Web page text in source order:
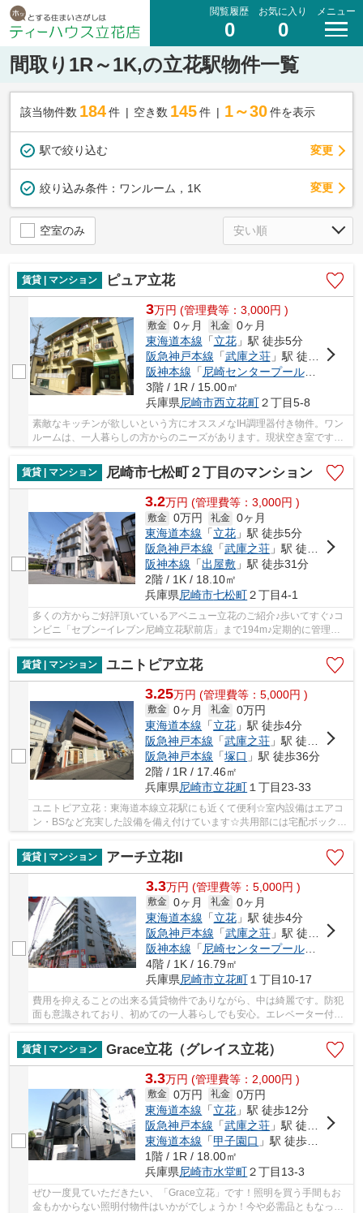
閲覧履歴
0
お気に入り
0
メニュー
間取り1R～1K,の立花駅物件一覧
該当物件数 184件 空き数 145 件 1～30 件を表示
駅で絞り込む 変更
絞り込み条件： ワンルーム，1K 変更
空室のみ
賃貸 | マンション ピュア立花
3万円 (管理費等：3,000円 )
敷金 0ヶ月 礼金 0ヶ月
東海道本線 「立花」駅 徒歩5分
阪急神戸本線 「武庫之荘」駅 徒歩29分
阪神本線 「尼崎センタープール前
3階 / 1R / 15.00㎡
兵庫県尼崎市西立花町２丁目5-8
素敵なキッチンが欲しいという方にオススメなIH調理器付き物件。ワン
ルームは、一人暮らしの方からのニーズがあります。現状空き室ですの
賃貸 | マンション
尼崎市七松町２丁目のマンション
3.2万円 (管理費等：3,000円 )
敷金 0万円 礼金 0ヶ月
東海道本線 「立花 」駅 徒歩5分
阪急神戸本線 「武庫之荘 」駅 徒歩30分
阪神本線 「出屋敷 」駅 徒歩31分
2階 / 1K / 18.10㎡
兵庫県尼崎市七松町２丁目4-1
多くの方からご好評頂いているアベニュー立花のご紹介♪歩いてすぐ♪コ
ンビニ「セブン−イレブン尼崎立花駅前店」まで194m♪定期的に管理人
賃貸 | マンション
ユニトピア立花
3.25万円 (管理費等：5,000円 )
敷金 0ヶ月 礼金 0万円
東海道本線 「立花 」駅 徒歩4分
阪急神戸本線 「武庫之荘 」駅 徒歩28分
阪急神戸本線 「塚口 」駅 徒歩36分
2階 / 1R / 17.46㎡
兵庫県尼崎市立花町 １丁目23-33
ユニトピア立花：東海道本線立花駅にも近くて便利☆室内設備はエアコ
ン・BSなど充実した設備を備え付けています☆共用部には宅配ボックス
賃貸 | マンション
アーチ立花II
3.3万円 (管理費等：5,000円 )
敷金 0ヶ月 礼金 0ヶ月
東海道本線 「立花」駅 徒歩4分
阪急神戸本線 「武庫之荘」駅 徒歩28分
阪神本線 「 尼崎センタープール前
4階 / 1K / 16.79㎡
兵庫県尼崎市立花町１丁目10-17
費用を抑えることの出来る賃貸物件でありながら、中は綺麗です。防犯
面も意識されており、初めての一人暮らしでも安心。エレベーター付き
の物件なので、大きい荷物も快適に運べます。...
賃貸 | マンション
Grace立花（グレイス立花）
3.3万円 (管理費等：2,000円 )
敷金 0万円 礼金 0万円
東海道本線 「立花 」駅 徒歩12分
阪急神戸本線 「武庫之荘 」駅 徒歩19分
東海道本線 「甲子園口 」駅 徒歩29分
1階 / 1R / 18.00㎡
兵庫県尼崎市水堂町２丁目13-3
ぜひ一度見ていただきたい、「Grace立花」です！照明を買う手間もお
金もかからない照明付物件はいかがでしょうか！今や必需品ともなった